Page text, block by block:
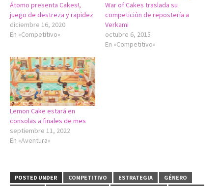
Átomo presenta Cakes!,
juego de destreza y rapidez
diciembre 16, 2020
En «Competitivo»
War of Cakes traslada su
competición de repostería a
Verkami
octubre 6, 2015
En «Competitivo»
Lemon Cake estará en
consolas a finales de mes
septiembre 11, 2022
En «Aventura»
POSTED UNDER COMPETITIVO ESTRATEGIA
GÉNERO